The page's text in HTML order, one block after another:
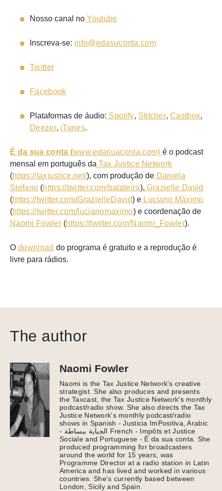
Nosso canal no Youtube
Inscreva-se: info@edasuconta.com
Twitter
Facebook
Plataformas de áudio: Spotify, Stitcher,Castbox,
Deezer, iTunes.
É da sua conta (www.edasuaconta.com) é o podcast
mensal em português da Tax Justice Network
(https://taxjustice.net/), com produção de Daniela
Stefano (https://twitter.com/batateira), Grazielle David
(https://twitter.com/GrazielleDavid) eLuciano Máximo
(https://twitter.com/lucianomaximo) e coordenação de
Naomi Fowler(https://twitter.com/Naomi_Fowler).
O download do programa é gratuito e a reprodução é
livre para rádios.
The author
Naomi Fowler
Naomi is the Tax Justice Network's creative
strategist. She also produces and presents
the Taxcast, the Tax Justice Network's monthly
podcast/radio show. She also directs the Tax
Justice Network's monthly podcast/radio
shows in Spanish - Justicia ImPositiva, Arabic
- الجباية ببساطة French - Impôts et Justice
Sociale and Portuguese - É da sua conta. She
produced programming for broadcasters
around the world for 15 years, was
Programme Director at a radio station in Latin
America and has lived and worked in various
countries. She's currently based between
London, Sicily and Spain.